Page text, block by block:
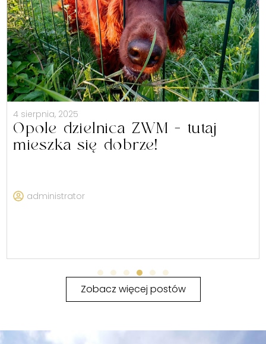
4 sierpnia, 2025
Opole dzielnica ZWM – tutaj
mieszka się dobrze!
administrator
Zobacz więcej postów